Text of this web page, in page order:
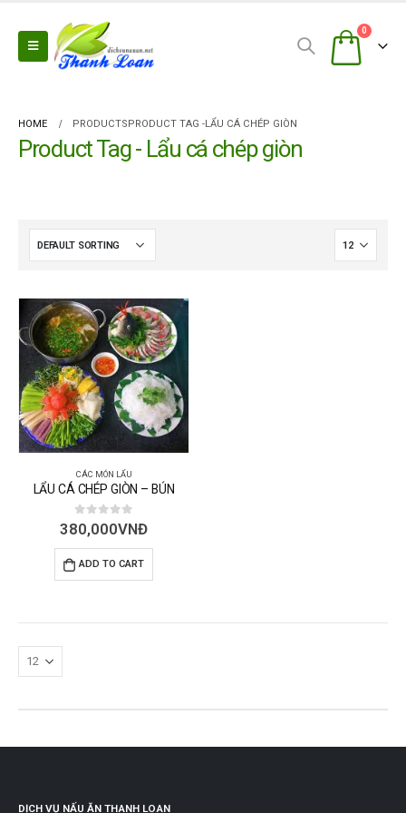
0
HOME PRODUCTS PRODUCT TAG -LẨU CÁ CHÉP GIÒN
Product Tag - Lẩu cá chép giòn
CÁC MÓN LẨU
LẨU CÁ CHÉP GIÒN – BÚN
0out of 5
380,000VNĐ
ADD TO CART
DỊCH VỤ NẤU ĂN THANH LOAN